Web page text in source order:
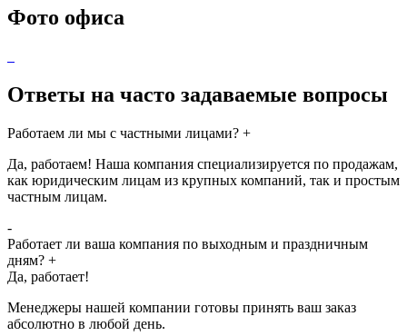
Фото офиса
Ответы на часто задаваемые вопросы
Работаем ли мы с частными лицами? +
Да, работаем! Наша компания специализируется по продажам,
как юридическим лицам из крупных компаний, так и простым
частным лицам.
-
Работает ли ваша компания по выходным и праздничным
дням? +
Да, работает!
Менеджеры нашей компании готовы принять ваш заказ
абсолютно в любой день.